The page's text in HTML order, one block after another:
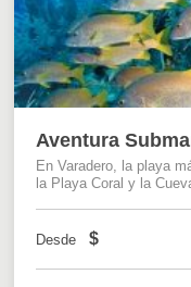
Aventura
En Varadero, la playa
la Playa Coral y la
Desde $